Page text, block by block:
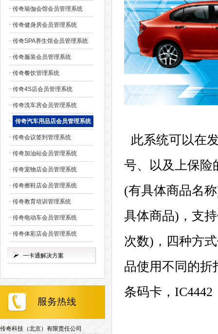
· 传奇瑜伽会馆会员管理系统
· 传奇健身房会员管理系统
· 传奇SPA养生馆会员管理系统
· 传奇服装会员管理系统
· 传奇餐饮管理系统
· 传奇4S店会员管理系统
· 传奇洗车房会员管理系统
· 传奇汽车用品店会员管理系统
· 传奇会议签到管理系统
· 传奇加油站会员管理系统
· 传奇宠物店会员管理系统
· 传奇擦鞋店会员管理系统
· 传奇教育培训管理系统
· 传奇电动车会员管理系统
· 传奇体彩店会员管理系统
一卡通解决方案
传奇科技（北京）有限责任公司
此系统可以在
号、以及上保险
(有具体商品名
具体商品)，支
次数)，四种方
品使用不同的折
条码卡，